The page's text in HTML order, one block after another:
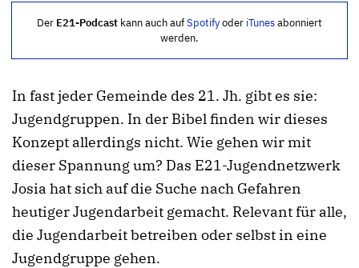
Der E21-Podcast kann auch aufSpotifyoder iTunesabonniert
werden.
In fast jeder Gemeinde des 21. Jh. gibt es sie:
Jugendgruppen. In der Bibel finden wir dieses
Konzept allerdings nicht. Wie gehen wir mit
dieser Spannung um? Das E21-Jugendnetzwerk
Josia hat sich auf die Suche nach Gefahren
heutiger Jugendarbeit gemacht. Relevant für alle,
die Jugendarbeit betreiben oder selbst in eine
Jugendgruppe gehen.